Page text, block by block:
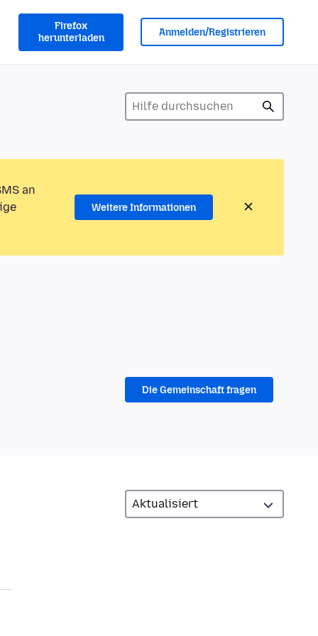
Firefox
herunterladen
Anmelden/Registrieren
an
Weitere Informationen
Die Gemeinschaft fragen